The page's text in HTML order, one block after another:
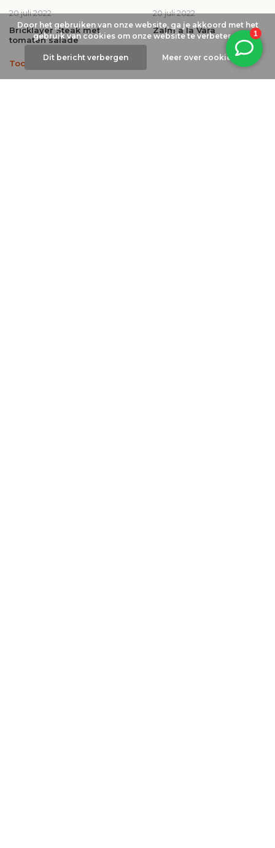
20 juli 2022
Bricklayer Steak met
tomaten salade
20 juli 2022
Zalm a la Vara
Toon alle berichten
Door het gebruiken van onze website, ga je akkoord met het
gebruik van cookies om onze website te verbeteren.
Dit bericht verbergen Meer over cookies »